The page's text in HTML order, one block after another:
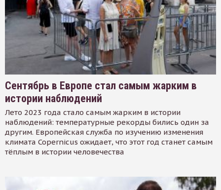
Сентябрь в Европе стал самым жарким в
истории наблюдений
Лето 2023 года стало самым жарким в истории
наблюдений: температурные рекорды бились один за
другим. Европейская служба по изучению изменения
климата Copernicus ожидает, что этот год станет самым
тёплым в истории человечества